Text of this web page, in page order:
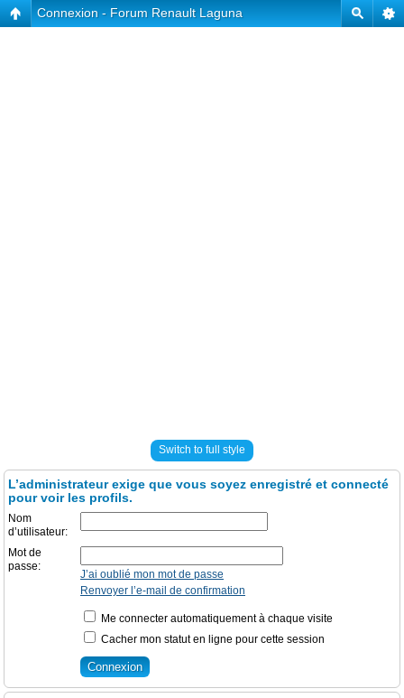
Connexion - Forum Renault Laguna
Switch to full style
L’administrateur exige que vous soyez enregistré et connecté
pour voir les profils.
Nom
d’utilisateur:
Mot de
passe:
J’ai oublié mon mot de passe
Renvoyer l’e-mail de confirmation
Me connecter automatiquement à chaque visite
Cacher mon statut en ligne pour cette session